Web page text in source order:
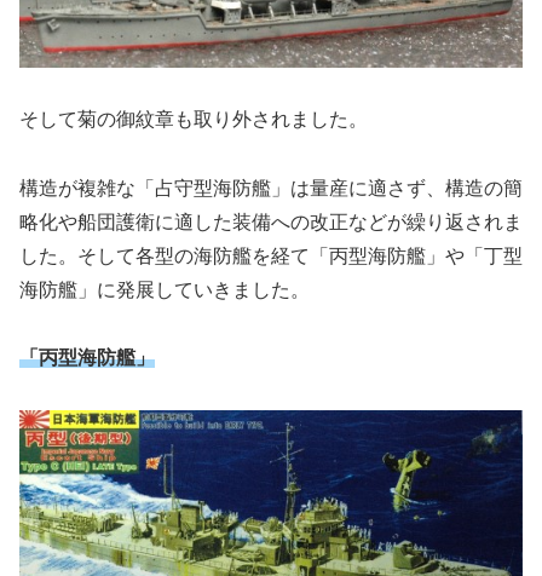
そして菊の御紋章も取り外されました。
構造が複雑な「占守型海防艦」は量産に適さず、構造の簡
略化や船団護衛に適した装備への改正などが繰り返されま
した。そして各型の海防艦を経て「丙型海防艦」や「丁型
海防艦」に発展していきました。
「丙型海防艦」